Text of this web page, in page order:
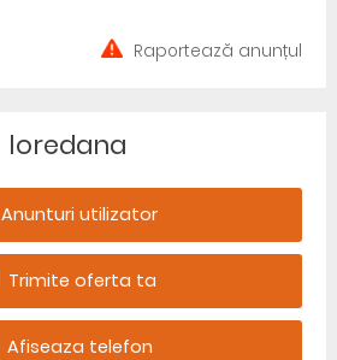
Raportează anunțul
loredana
Anunturi utilizator
Trimite oferta ta
Afiseaza telefon